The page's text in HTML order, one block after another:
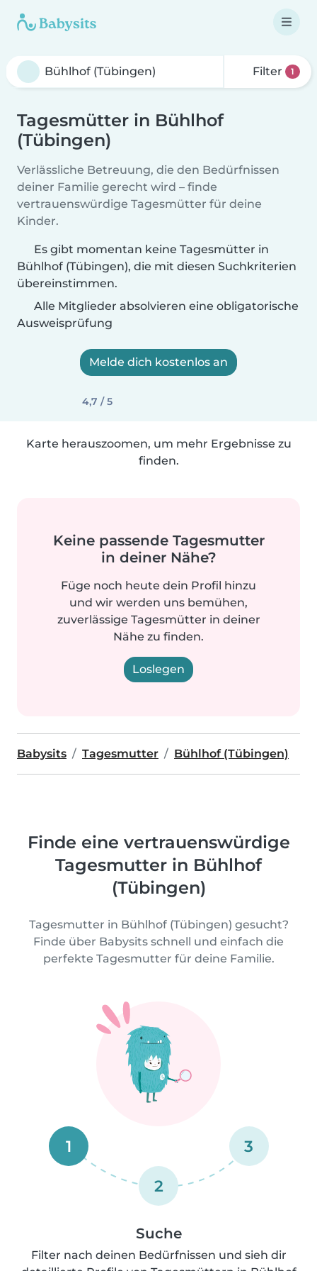
Filter 1
Tagesmütter in Bühlhof
(Tübingen)
Verlässliche Betreuung, die den Bedürfnissen
deiner Familie gerecht wird – finde
vertrauenswürdige Tagesmütter für deine
Kinder.
Es gibt momentan keine Tagesmütter in
Bühlhof (Tübingen), die mit diesen Suchkriterien
übereinstimmen.
Alle Mitglieder absolvieren eine obligatorische
Ausweisprüfung
Melde dich kostenlos an
4,7 / 5
Karte herauszoomen, um mehr Ergebnisse zu
finden.
Keine passende Tagesmutter
in deiner Nähe?
Füge noch heute dein Profil hinzu
und wir werden uns bemühen,
zuverlässige Tagesmütter in deiner
Nähe zu finden.
Loslegen
Babysits Tagesmutter Bühlhof (Tübingen)
Finde eine vertrauenswürdige
Tagesmutter in Bühlhof
(Tübingen)
Tagesmutter in Bühlhof (Tübingen) gesucht?
Finde über Babysits schnell und einfach die
perfekte Tagesmutter für deine Familie.
1
2
3
Suche
Filter nach deinen Bedürfnissen und sieh dir